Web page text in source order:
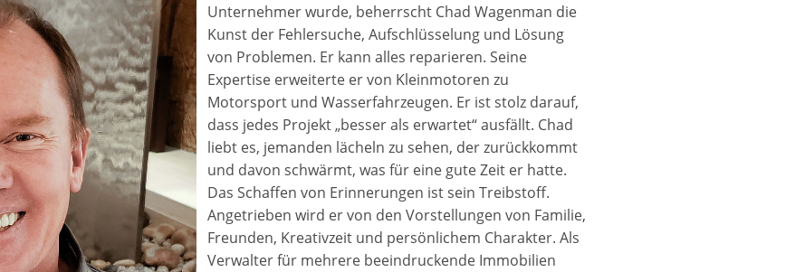
Unternehmer wurde, beherrscht Chad Wagenman die
Kunst der Fehlersuche, Aufschlüsselung und Lösung
von Problemen. Er kann alles reparieren. Seine
Expertise erweiterte er von Kleinmotoren zu
Motorsport und Wasserfahrzeugen. Er ist stolz darauf,
dass jedes Projekt „besser als erwartet“ ausfällt. Chad
liebt es, jemanden lächeln zu sehen, der zurückkommt
und davon schwärmt, was für eine gute Zeit er hatte.
Das Schaffen von Erinnerungen ist sein Treibstoff.
Angetrieben wird er von den Vorstellungen von Familie,
Freunden, Kreativzeit und persönlichem Charakter. Als
Verwalter für mehrere beeindruckende Immobilien